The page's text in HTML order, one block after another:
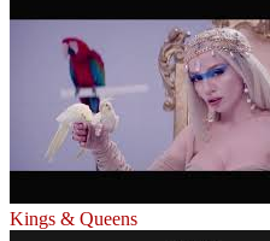
Kings & Queens